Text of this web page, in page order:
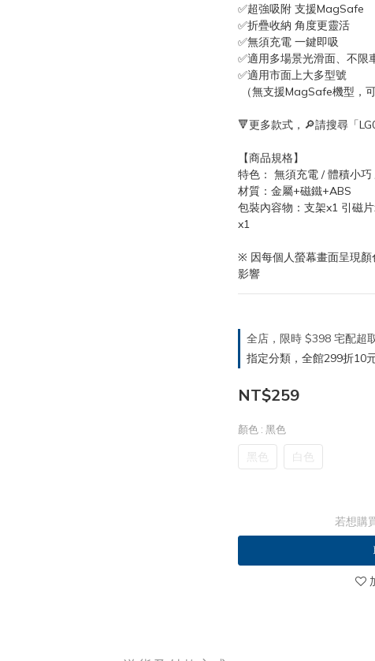
✅超強吸附 支援MagSafe
✅折疊收納 角度更靈活
✅無須充電 一鍵即吸
✅適用多場景光滑面、不限
✅適用市面上大多型號
（無支援MagSafe機型，
🔻更多款式，🔎請搜尋「
【商品規格】
特色： 無須充電 / 體積小
材質：金屬+磁鐵+ABS
包裝內容物：支架x1 引磁
x1
※ 因每個人螢幕畫面呈現
影響
全店，限時 $398 宅配超
指定分類，全館299折10
NT$259
顏色 : 黑色
黑色 白色
若想購